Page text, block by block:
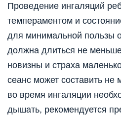
Проведение ингаляций
темпераментом и
для минимальной пользы
должна длиться не
новизны и страха
сеанс может составить не
во время ингаляции
дышать, рекомендуется